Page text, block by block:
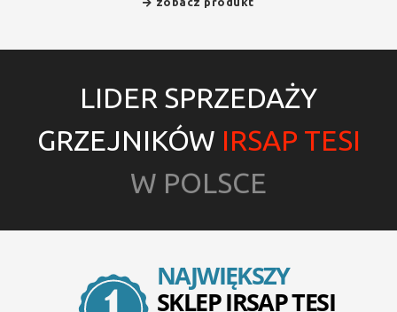
LIDER SPRZEDAŻY
GRZEJNIKÓW IRSAP TESI
W POLSCE